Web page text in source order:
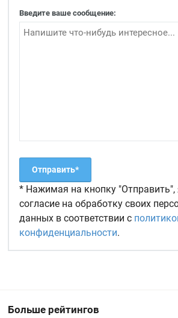
Введите ваше сообщение:
* Нажимая на кнопку
согласие на обработку своих
данных в соответствии с
конфиденциальности.
Больше рейтингов